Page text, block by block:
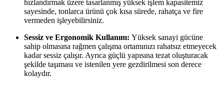
hızlandırmak üzere tasarlanmış yüksek işlem kapasitemiz
sayesinde, tonlarca ürünü çok kısa sürede, rahatça ve fire
vermeden işleyebilirsiniz.
Sessiz ve Ergonomik Kullanım: Yüksek sanayi gücüne
sahip olmasına rağmen çalışma ortamınızı rahatsız etmeyecek
kadar sessiz çalışır. Ayrıca güçlü yapısına tezat oluşturacak
şekilde taşıması ve istenilen yere gezdirilmesi son derece
kolaydır.